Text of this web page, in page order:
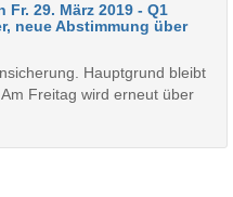
29. März 2019 - Q1
neue Abstimmung über
Hauptgrund bleibt
Freitag wird erneut über